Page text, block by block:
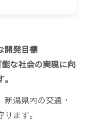
開発目標
能な社会の実現に向
新潟県内の交通・
ます。